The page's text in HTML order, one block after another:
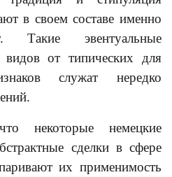
в своем составе именно
Такие эвентуальные
видов от типических для
служат нередко
некоторые немецкие
сделки в сфере
их применимость